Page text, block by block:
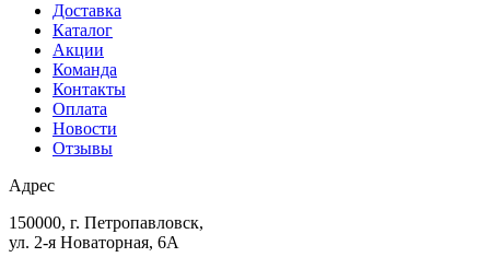
Доставка
Каталог
Акции
Команда
Контакты
Оплата
Новости
Отзывы
Адрес
150000, г. Петропавловск,
ул. 2-я Новаторная, 6А